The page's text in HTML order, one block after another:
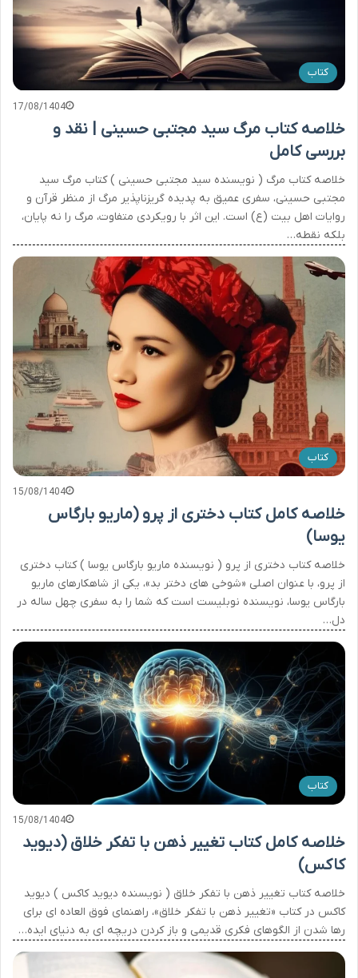
کتاب
17/08/1404
خلاصه کتاب مرگ سید مجتبی حسینی | نقد و
بررسی کامل
خلاصه کتاب مرگ ( نویسنده سید مجتبی حسینی ) کتاب مرگ سید
مجتبی حسینی، سفری عمیق به پدیده گریزناپذیر مرگ از منظر قرآن و
روایات اهل بیت (ع) است. این اثر با رویکردی متفاوت، مرگ را نه پایان،
بلکه نقطه…
کتاب
15/08/1404
خلاصه کامل کتاب دختری از پرو (ماریو بارگاس
یوسا)
خلاصه کتاب دختری از پرو ( نویسنده ماریو بارگاس یوسا ) کتاب دختری
از پرو، با عنوان اصلی «شوخی های دختر بد»، یکی از شاهکارهای ماریو
بارگاس یوسا، نویسنده نوبلیست است که شما را به سفری چهل ساله در
دل…
کتاب
15/08/1404
خلاصه کامل کتاب تغییر ذهن با تفکر خلاق (دیوید
کاکس)
خلاصه کتاب تغییر ذهن با تفکر خلاق ( نویسنده دیوید کاکس ) دیوید
کاکس در کتاب «تغییر ذهن با تفکر خلاق»، راهنمای فوق العاده ای برای
رها شدن از الگوهای فکری قدیمی و باز کردن دریچه ای به دنیای ایده…